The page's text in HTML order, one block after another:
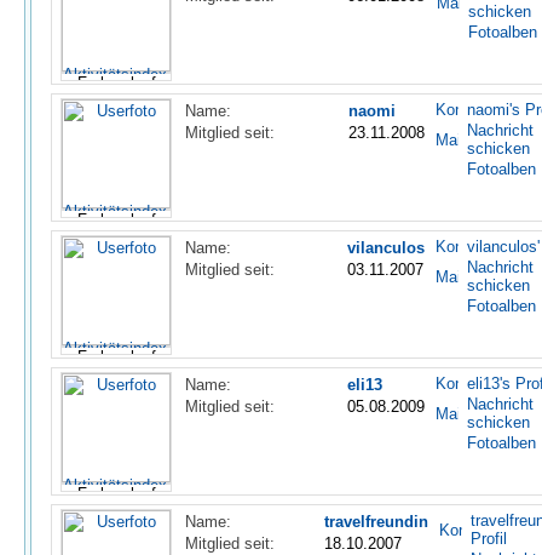
schicken
Fotoalben
Name:
naomi
Mitglied seit:
23.11.2008
naomi's
Nachricht
schicken
Fotoalben
Name:
vilanculos
Mitglied seit:
03.11.2007
Nachricht
schicken
Fotoalben
Name:
eli13
Mitglied seit:
05.08.2009
eli13's
Nachricht
schicken
Fotoalben
Name:
travelfreundin
Mitglied seit:
18.10.2007
Profil